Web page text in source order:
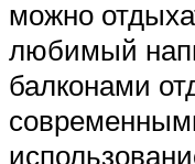
можно
любимый
балконами